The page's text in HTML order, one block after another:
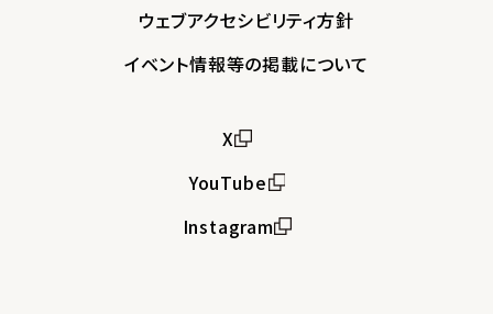
ウェブアクセシビリティ方針
イベント情報等の掲載について
X
YouTube
Instagram